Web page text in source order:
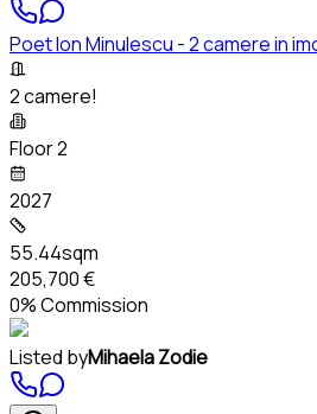
Poet Ion Minulescu - 2 camere in
2 camere!
Floor 2
2027
55.44sqm
205,700 €
0% Commission
Listed byMihaela Zodie